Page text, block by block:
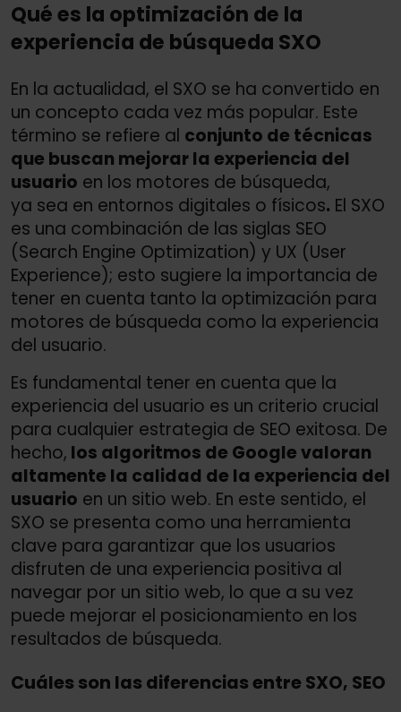
Qué es la optimización de la
experiencia de búsqueda SXO
En la actualidad, el SXO se ha convertido en
un concepto cada vez más popular. Este
término se refiere al conjunto de técnicas
que buscan mejorar la experiencia del
usuario en los motores de búsqueda,
ya sea en entornos digitales o físicos. El SXO
es una combinación de las siglas SEO
(Search Engine Optimization) y UX (User
Experience); esto sugiere la importancia de
tener en cuenta tanto la optimización para
motores de búsqueda como la experiencia
del usuario.
Es fundamental tener en cuenta que la
experiencia del usuario es un criterio crucial
para cualquier estrategia de SEO exitosa. De
hecho, los algoritmos de Google valoran
altamente la calidad de la experiencia del
usuario en un sitio web. En este sentido, el
SXO se presenta como una herramienta
clave para garantizar que los usuarios
disfruten de una experiencia positiva al
navegar por un sitio web, lo que a su vez
puede mejorar el posicionamiento en los
resultados de búsqueda.
Cuáles son las diferencias entre SXO, SEO